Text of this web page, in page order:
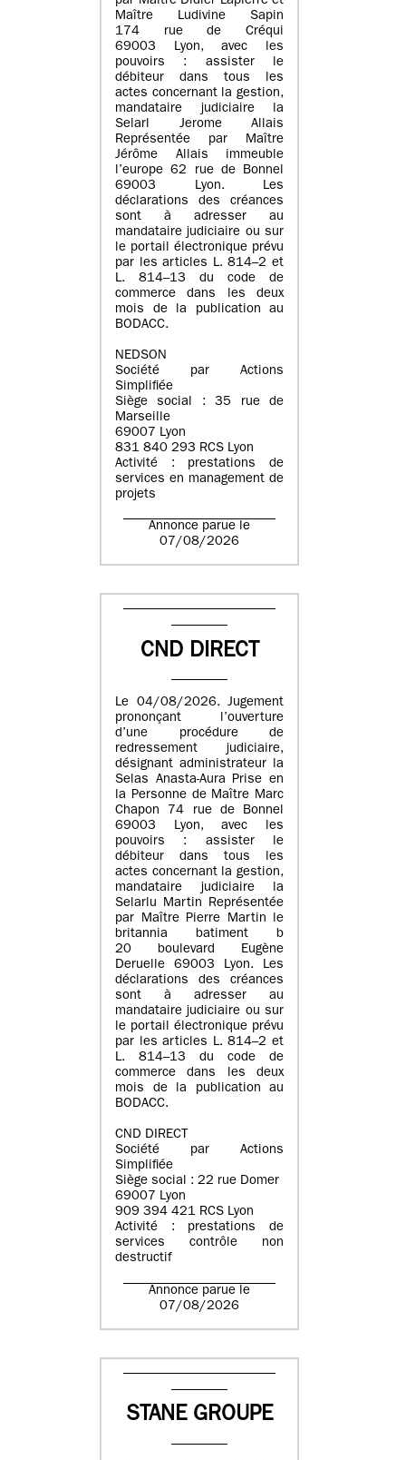
Maître Ludivine Sapin
174 rue de Créqui
69003 Lyon, avec les
pouvoirs : assister le
débiteur dans tous les
actes concernant la gestion,
mandataire judiciaire la
Selarl Jerome Allais
Représentée par Maître
Jérôme Allais immeuble
l’europe 62 rue de Bonnel
69003 Lyon. Les
déclarations des créances
sont à adresser au
mandataire judiciaire ou sur
le portail électronique prévu
par les articles L. 814–2 et
L. 814–13 du code de
commerce dans les deux
mois de la publication au
BODACC.
NEDSON
Société par Actions
Simplifiée
Siège social : 35 rue de
Marseille
69007 Lyon
831 840 293 RCS Lyon
Activité : prestations de
services en management de
projets
Annonce parue le
07/08/2026
CND DIRECT
Le 04/08/2026. Jugement
prononçant l’ouverture
d’une procédure de
redressement judiciaire,
désignant administrateur la
Selas Anasta-Aura Prise en
la Personne de Maître Marc
Chapon 74 rue de Bonnel
69003 Lyon, avec les
pouvoirs : assister le
débiteur dans tous les
actes concernant la gestion,
mandataire judiciaire la
Selarlu Martin Représentée
par Maître Pierre Martin le
britannia batiment b
20 boulevard Eugène
Deruelle 69003 Lyon. Les
déclarations des créances
sont à adresser au
mandataire judiciaire ou sur
le portail électronique prévu
par les articles L. 814–2 et
L. 814–13 du code de
commerce dans les deux
mois de la publication au
BODACC.
CND DIRECT
Société par Actions
Simplifiée
Siège social : 22 rue Domer
69007 Lyon
909 394 421 RCS Lyon
Activité : prestations de
services contrôle non
destructif
Annonce parue le
07/08/2026
STANE GROUPE